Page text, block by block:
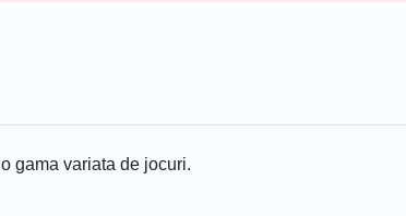
gama variata de jocuri.